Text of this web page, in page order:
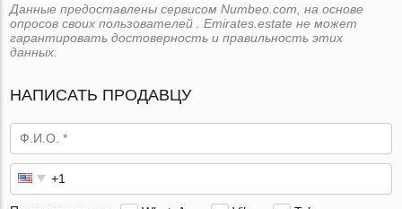
Данные предоставлены сервисом Numbeo.com, на основе
опросов своих пользователей . Emirates.estate не может
гарантировать достоверность и правильность этих
данных.
НАПИСАТЬ ПРОДАВЦУ